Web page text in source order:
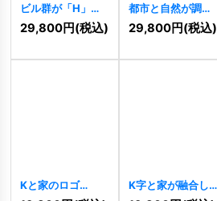
ビル群が「H」を
描く先進的な不動
産建築ロゴ
29,800円(税込)
都市と自然が調和
する不動産建築ロ
[11428 ]
29,800円(税込)
Kと家のロゴ
K字と家が融合し